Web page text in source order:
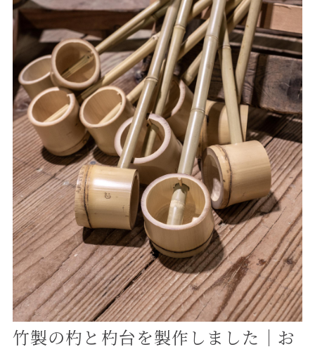
割っただけの竹では、幅や反り、節の形状などにばらつきが
あります。そのため、実際に使用するときの安定性を考えな
がら竹を選別し、一本ずつ丁寧に加工していきます。 写真
は、竹を割った後の状態と、加工機を使って形を整えている
様子です。竹の表面や節を確認しながら、車輪の下へ並べや
すいように仕上げています。 ◼️鷹山と放下鉾に採用されまし
た 今回製作した辻回し用の竹は、祇園祭の山鉾である鷹山
と放下鉾に採用いただきました。 鷹山は、長い休み山の期
間を経て復興し、2022年に約196年ぶりとなる山鉾巡行への
復帰を果たした曳山です。 放下鉾は、真木の中ほどに祀ら
れる放下僧の像に名前の由来を持つ鉾で、祇園祭の前祭に巡
行します。 京都の伝統を受け継ぐ二つの山鉾に、竹定商店
の竹を使用いただけることを大変光栄に感じています。 ◼️伝
統行事を足元から支える竹 祇園祭の華やかな装飾や、力強
く進む山鉾に目を奪われますが、その巡行は多くの人の技術
と準備によって支えられています。 辻回しに使用される竹
も、巡行を安全かつ円滑に進めるために欠かせない道具の一
つです。使用される時間はわずかであっても、山鉾の大きな
竹製の杓と杓台を製作しました｜お